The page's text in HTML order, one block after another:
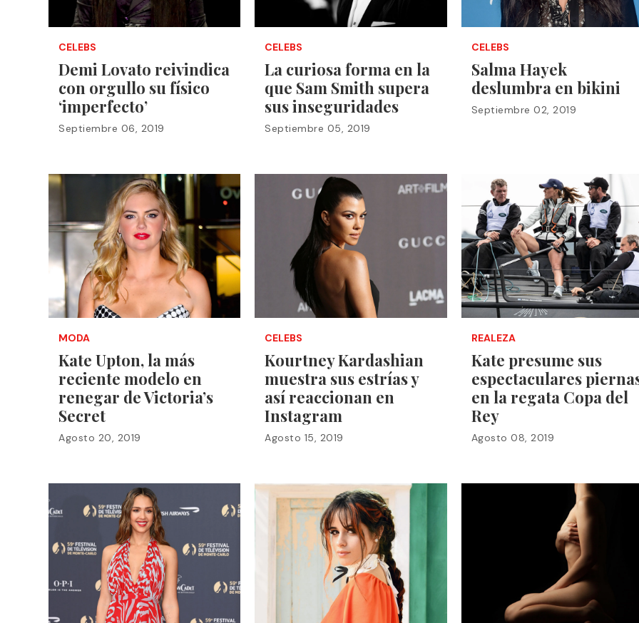
CELEBS
Demi Lovato reivindica
con orgullo su físico
‘imperfecto’
Septiembre 06, 2019
CELEBS
La curiosa forma en la
que Sam Smith supera
sus inseguridades
Septiembre 05, 2019
CELEBS
Salma Hayek
deslumbra en bikini
Septiembre 02, 2019
MODA
Kate Upton, la más
reciente modelo en
renegar de Victoria’s
Secret
Agosto 20, 2019
CELEBS
Kourtney Kardashian
muestra sus estrías y
así reaccionan en
Instagram
Agosto 15, 2019
REALEZA
Kate presume sus
espectaculares
en la regata Copa del
Rey
Agosto 08, 2019